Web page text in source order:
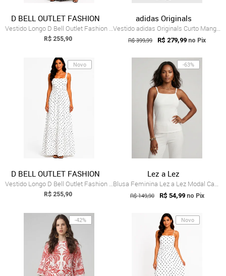
D BELL OUTLET FASHION
Vestido Longo D Bell Outlet Fashion Deco...
R$ 255,90
adidas Originals
Vestido adidas Originals Curto Manga Buf...
R$ 399,99 R$ 279,99 no Pix
Novo
D BELL OUTLET FASHION
Vestido Longo D Bell Outlet Fashion Deco...
R$ 255,90
-63%
Lez a Lez
Blusa Feminina Lez a Lez Modal Canelada Branca
R$ 149,90 R$ 54,99 no Pix
-42% Novo